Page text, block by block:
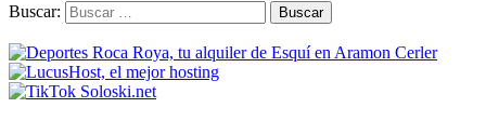
Buscar: